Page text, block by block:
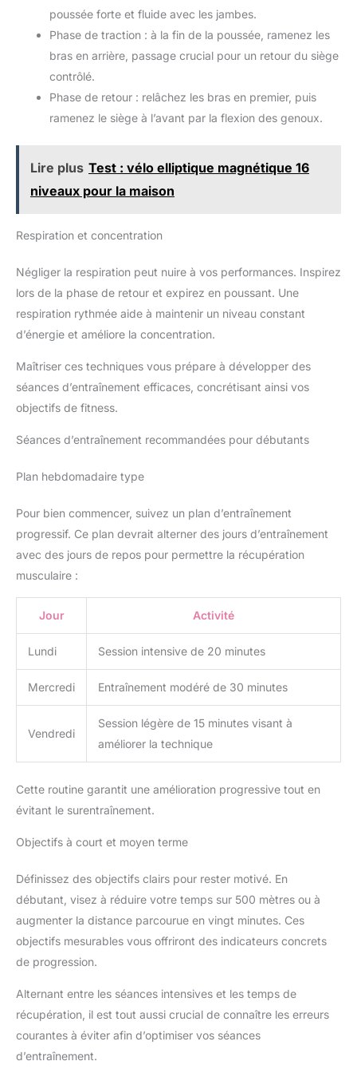
poussée forte et fluide avec les jambes.
Phase de traction : à la fin de la poussée, ramenez les
bras en arrière, passage crucial pour un retour du siège
contrôlé.
Phase de retour : relâchez les bras en premier, puis
ramenez le siège à l’avant par la flexion des genoux.
Lire plus Test : vélo elliptique magnétique 16
niveaux pour la maison
Respiration et concentration
Négliger la respiration peut nuire à vos performances. Inspirez
lors de la phase de retour et expirez en poussant. Une
respiration rythmée aide à maintenir un niveau constant
d’énergie et améliore la concentration.
Maîtriser ces techniques vous prépare à développer des
séances d’entraînement efficaces, concrétisant ainsi vos
objectifs de fitness.
Séances d’entraînement recommandées pour débutants
Plan hebdomadaire type
Pour bien commencer, suivez un plan d’entraînement
progressif. Ce plan devrait alterner des jours d’entraînement
avec des jours de repos pour permettre la récupération
musculaire :
Jour Activité
Lundi Session intensive de 20 minutes
Mercredi Entraînement modéré de 30 minutes
Vendredi
Session légère de 15 minutes visant à
améliorer la technique
Cette routine garantit une amélioration progressive tout en
évitant le surentraînement.
Objectifs à court et moyen terme
Définissez des objectifs clairs pour rester motivé. En
débutant, visez à réduire votre temps sur 500 mètres ou à
augmenter la distance parcourue en vingt minutes. Ces
objectifs mesurables vous offriront des indicateurs concrets
de progression.
Alternant entre les séances intensives et les temps de
récupération, il est tout aussi crucial de connaître les erreurs
courantes à éviter afin d’optimiser vos séances
d’entraînement.